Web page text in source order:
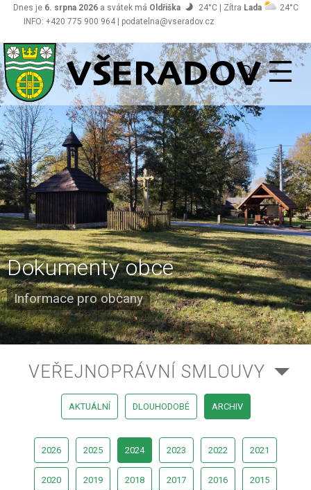
INFO: +420 775 900 964 | podatelna@vseradov.cz
Dnes je 6. srpna 2026a svátek má Oldřiška 24°C | Zítra Lada 24°C
Všeradov
Dokumenty obce
Informace pro občany
VEŘEJNOPRÁVNÍ SMLOUVY
AKTUÁLNÍ DLOUHODOBÉ ARCHIV
2026 2025 2024 2023 2022 2021
2020 2019 2018 2017 2016 2015